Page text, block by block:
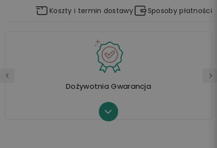
Koszty i termin dostawy Sposoby płatności
Dożywotnia Gwarancja